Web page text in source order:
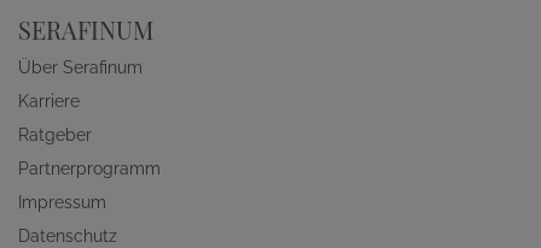
SERAFINUM
Über Serafinum
Karriere
Ratgeber
Partnerprogramm
Impressum
Datenschutz